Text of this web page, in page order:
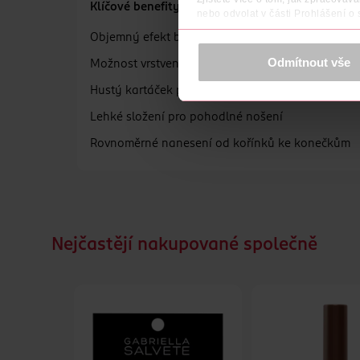
nebo odvolat v části Prohlášení o
K provozu stránek, personalizaci
prohlášení o
Děkujeme za pochopení. >více o
Odmítnout vše
Klíčové benefity
Objemný efekt bez slepování řas
Možnost vrstvení pro intenzivnější vzhled
Hustý kartáček pro oddělení řas
Lehké složení pro pohodlné nošení
Rovnoměrné nanesení od kořínků ke konečkům
Nejčastějí nakupované společně